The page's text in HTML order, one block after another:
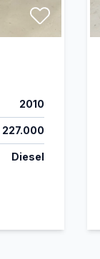
2010
227.000
Diesel